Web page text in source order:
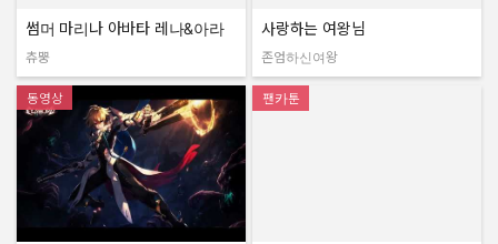
썸머 마리나 아바타 레나&아라
작성자:
츄뿡
사랑하는 여왕님
작성자:
존엄하신여왕
동영상 팬카툰